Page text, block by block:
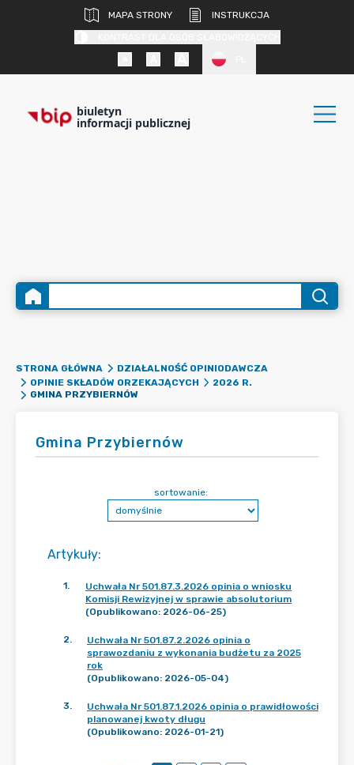
MAPA STRONY
INSTRUKCJA
biuletyn
informacji publicznej
STRONA GŁÓWNA
DZIAŁALNOŚĆ OPINIODAWCZA
OPINIE SKŁADÓW ORZEKAJĄCYCH
2026 R.
GMINA PRZYBIERNÓW
Gmina Przybiernów
Artykuły:
sortowanie:
1.
Uchwała Nr 501.87.3.2026 opinia o wniosku
Komisji Rewizyjnej w sprawie absolutorium
(Opublikowano: 2026-06-25)
2.
Uchwała Nr 501.87.2.2026 opinia o
sprawozdaniu z wykonania budżetu za 2025
rok
(Opublikowano: 2026-05-04)
3.
Uchwała Nr 501.87.1.2026 opinia o prawidłowości
planowanej kwoty długu
(Opublikowano: 2026-01-21)